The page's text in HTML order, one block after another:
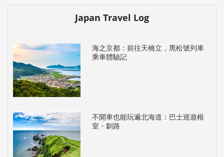
Japan Travel Log
海之京都：前往天橋立，黑松號列車
乘車體驗記
不開車也能玩遍北海道：巴士巡遊根
室・釧路